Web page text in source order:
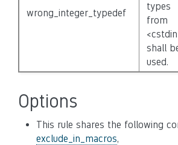
wrong_integer_typedef
types
from
shall
used.
Options
This rule shares the following
exclude_in_macros,